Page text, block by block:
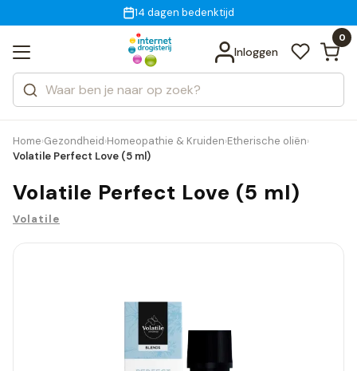
voor 18:00 uur besteld
Gratis bezorging
14 dagen bedenktijd
Inloggen
0
Zoeken
Categorieën
Merken
Bekijk alle resultaten
Home›Gezondheid›Homeopathie & Kruiden›Etherische oliën›
Volatile Perfect Love (5 ml)
Volatile Perfect Love (5 ml)
Volatile